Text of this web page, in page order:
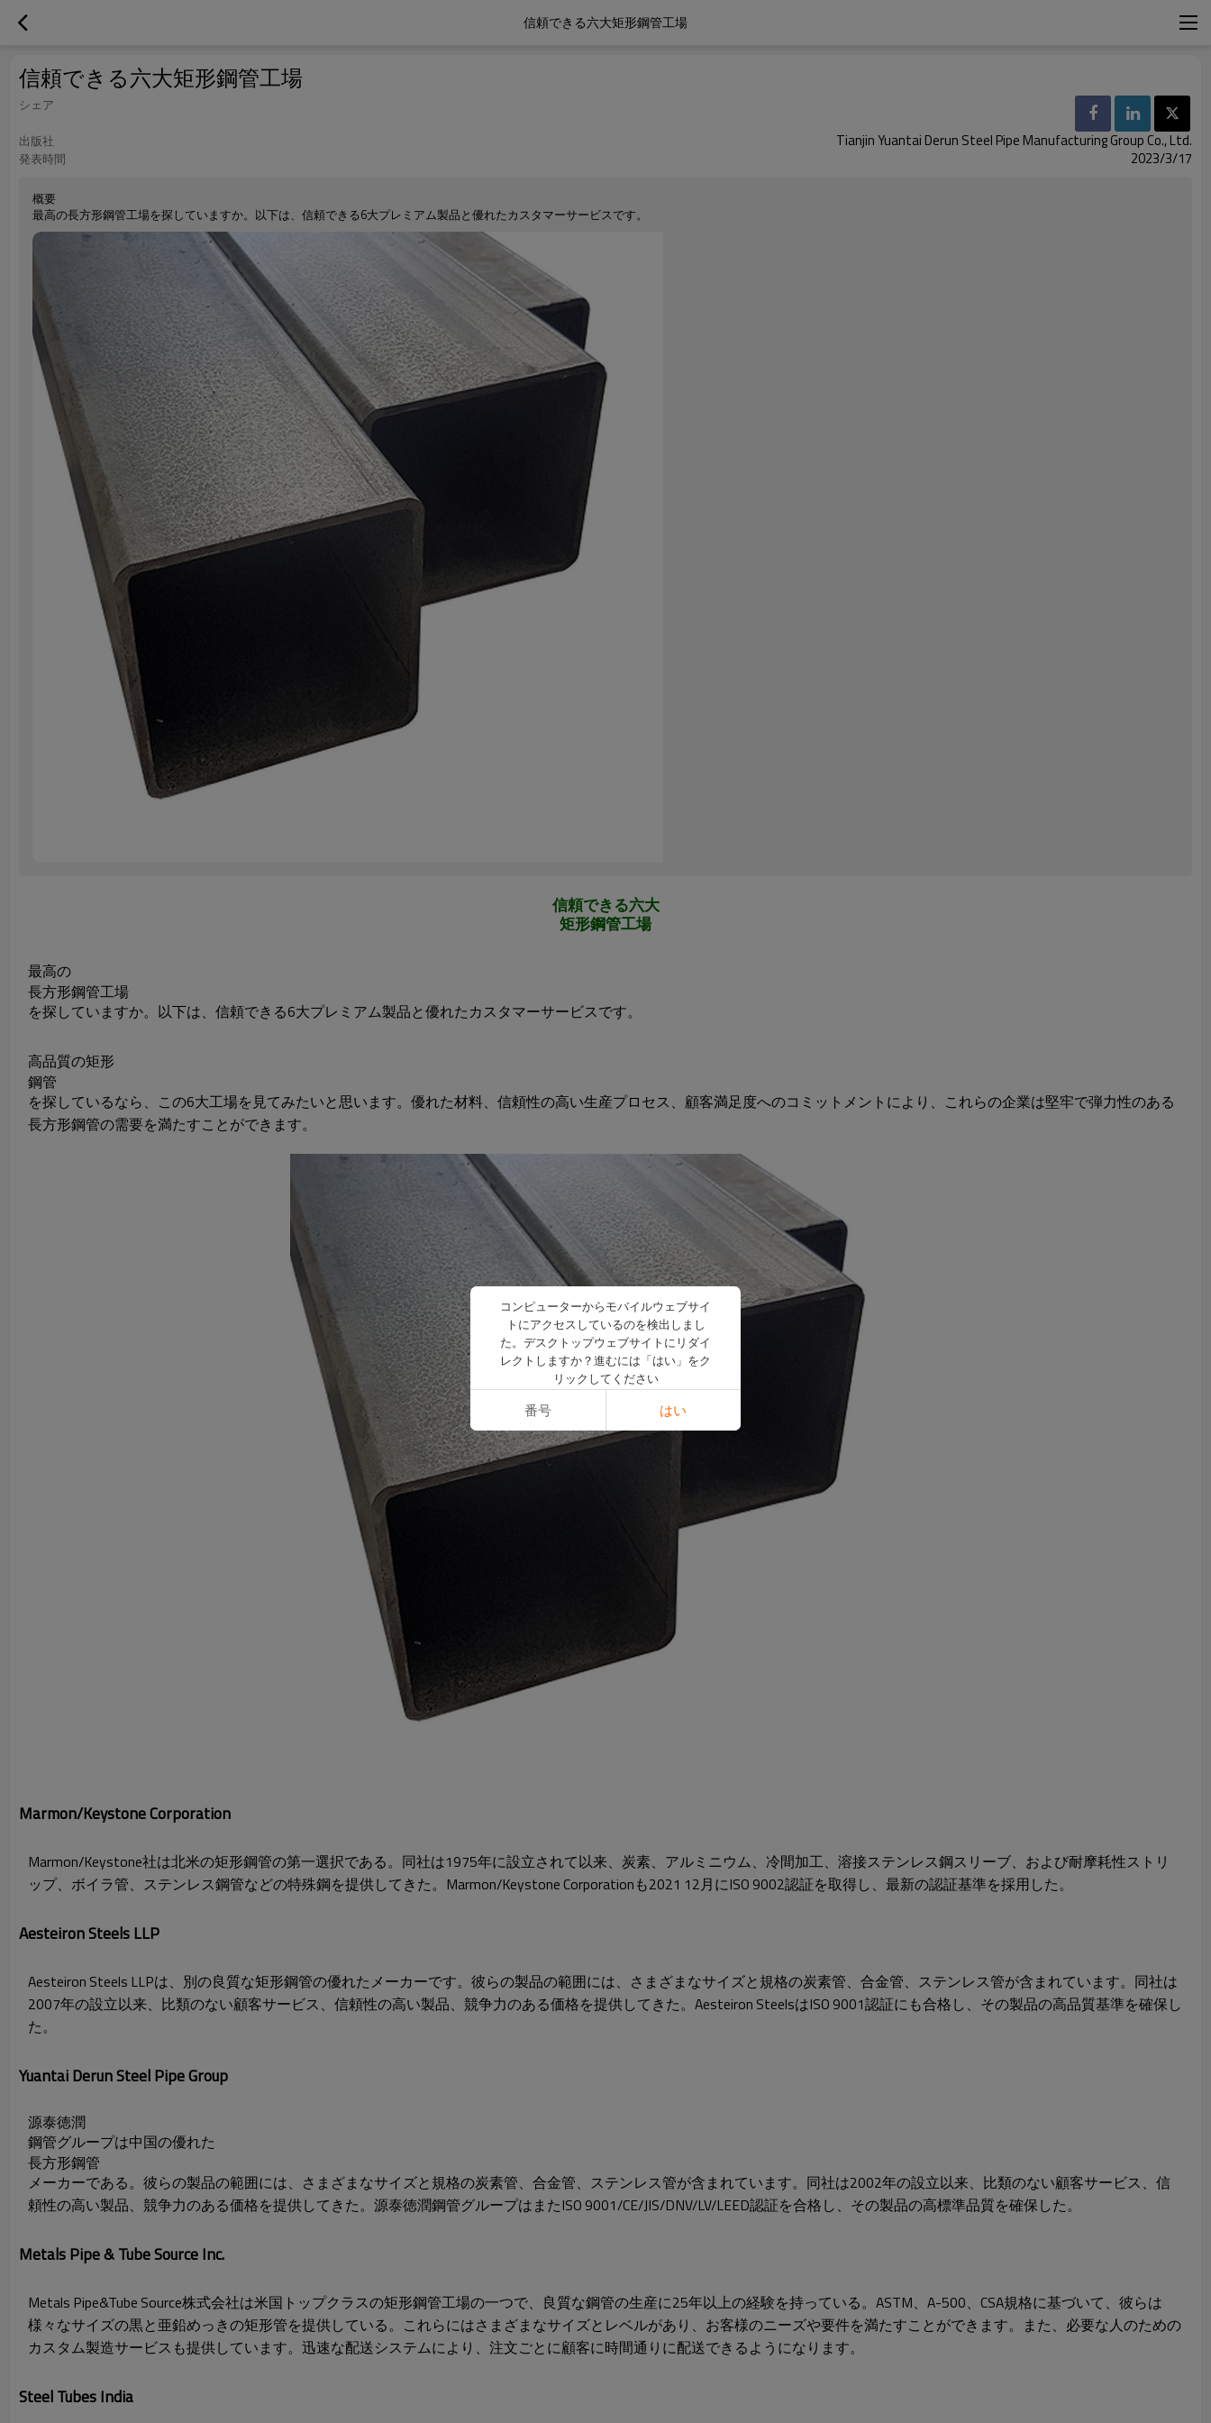
信頼できる六大矩形鋼管工場
信頼できる六大矩形鋼管工場
シェア
出版社
Tianjin Yuantai Derun Steel Pipe Manufacturing Group Co., Ltd.
発表時間 2023/3/17
概要
最高の長方形鋼管工場を探していますか。以下は、信頼できる6大プレミアム製品と優れたカスタマーサービスです。
信頼できる六大
矩形鋼管工場
最高の
長方形鋼管工場
を探していますか。以下は、信頼できる6大プレミアム製品と優れたカスタマーサービスです。
高品質の矩形
鋼管
を探しているなら、この6大工場を見てみたいと思います。優れた材料、信頼性の高い生産プロセス、顧客満足度へのコミットメントにより、これらの企業は堅牢で弾力性のある
長方形鋼管の需要を満たすことができます。
Marmon/Keystone Corporation
Marmon/Keystone社は北米の矩形鋼管の第一選択である。同社は1975年に設立されて以来、炭素、アルミニウム、冷間加工、溶接ステンレス鋼スリーブ、および耐摩耗性ストリ
ップ、ボイラ管、ステンレス鋼管などの特殊鋼を提供してきた。Marmon/Keystone Corporationも2021 12月にISO 9002認証を取得し、最新の認証基準を採用した。
Aesteiron Steels LLP
Aesteiron Steels LLPは、別の良質な矩形鋼管の優れたメーカーです。彼らの製品の範囲には、さまざまなサイズと規格の炭素管、合金管、ステンレス管が含まれています。同社は
2007年の設立以来、比類のない顧客サービス、信頼性の高い製品、競争力のある価格を提供してきた。Aesteiron SteelsはISO 9001認証にも合格し、その製品の高品質基準を確保し
た。
Yuantai Derun Steel Pipe Group
源泰徳潤
鋼管グループは中国の優れた
長方形鋼管
メーカーである。彼らの製品の範囲には、さまざまなサイズと規格の炭素管、合金管、ステンレス管が含まれています。同社は2002年の設立以来、比類のない顧客サービス、信
頼性の高い製品、競争力のある価格を提供してきた。源泰徳潤鋼管グループはまたISO 9001/CE/JIS/DNV/LV/LEED認証を合格し、その製品の高標準品質を確保した。
Metals Pipe & Tube Source Inc.
Metals Pipe&Tube Source株式会社は米国トップクラスの矩形鋼管工場の一つで、良質な鋼管の生産に25年以上の経験を持っている。ASTM、A-500、CSA規格に基づいて、彼らは
様々なサイズの黒と亜鉛めっきの矩形管を提供している。これらにはさまざまなサイズとレベルがあり、お客様のニーズや要件を満たすことができます。また、必要な人のための
カスタム製造サービスも提供しています。迅速な配送システムにより、注文ごとに顧客に時間通りに配送できるようになります。
Steel Tubes India
コンピューターからモバイルウェブサイ
トにアクセスしているのを検出しまし
た。デスクトップウェブサイトにリダイ
レクトしますか？進むには「はい」をク
リックしてください
番号 はい